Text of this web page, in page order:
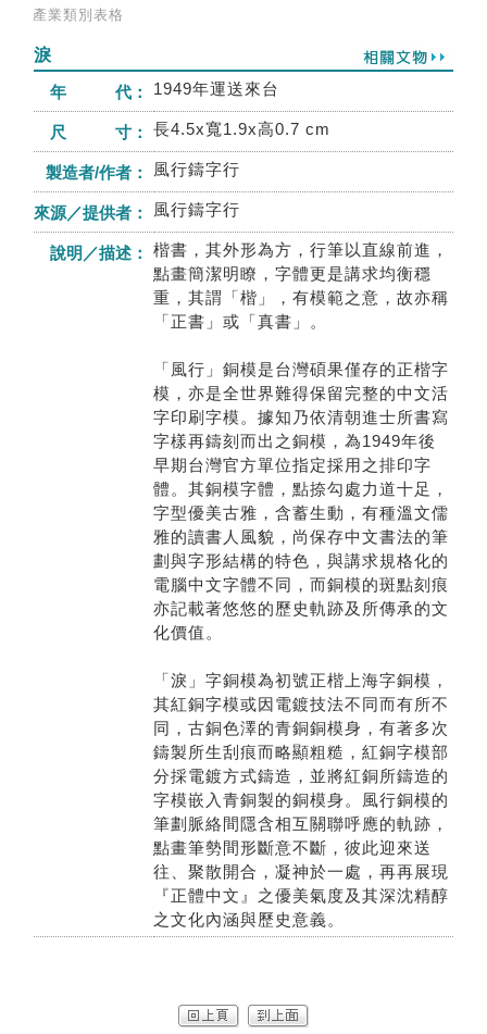
產業類別表格
淚
年 代：
1949年運送來台
尺 寸： 長4.5x寬1.9x高0.7 cm
製造者/作者： 風行鑄字行
來源／提供者： 風行鑄字行
說明／描述：
楷書，其外形為方，行筆以直線前進，
點畫簡潔明瞭，字體更是講求均衡穩
重，其謂「楷」，有模範之意，故亦稱
「正書」或「真書」。
「風行」銅模是台灣碩果僅存的正楷字
模，亦是全世界難得保留完整的中文活
字印刷字模。據知乃依清朝進士所書寫
字樣再鑄刻而出之銅模，為1949年後
早期台灣官方單位指定採用之排印字
體。其銅模字體，點捺勾處力道十足，
字型優美古雅，含蓄生動，有種溫文儒
雅的讀書人風貌，尚保存中文書法的筆
劃與字形結構的特色，與講求規格化的
電腦中文字體不同，而銅模的斑點刻痕
亦記載著悠悠的歷史軌跡及所傳承的文
化價值。
「淚」字銅模為初號正楷上海字銅模，
其紅銅字模或因電鍍技法不同而有所不
同，古銅色澤的青銅銅模身，有著多次
鑄製所生刮痕而略顯粗糙，紅銅字模部
分採電鍍方式鑄造，並將紅銅所鑄造的
字模嵌入青銅製的銅模身。風行銅模的
筆劃脈絡間隱含相互關聯呼應的軌跡，
點畫筆勢間形斷意不斷，彼此迎來送
往、聚散開合，凝神於一處，再再展現
『正體中文』之優美氣度及其深沈精醇
之文化內涵與歷史意義。